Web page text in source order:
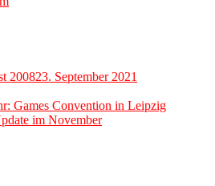
200823. September 2021
Games Convention in Leipzig
im November